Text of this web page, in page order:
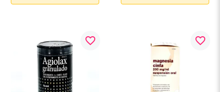
favorite_border favorite_border